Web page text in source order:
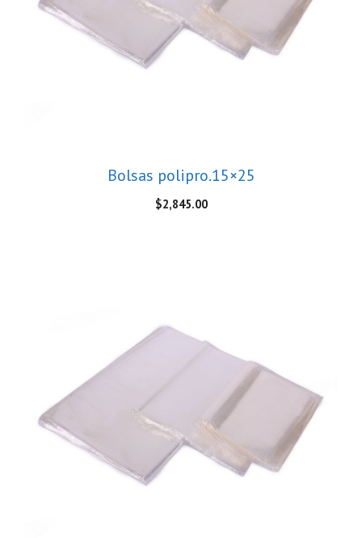
Bolsas polipro.15×25
$2,845.00